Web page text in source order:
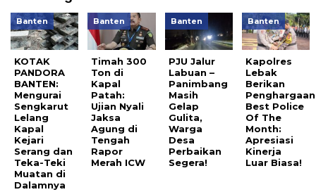
Banten
KOTAK
PANDORA
BANTEN:
Mengurai
Sengkarut
Lelang
Kapal
Kejari
Serang dan
Teka-Teki
Muatan di
Dalamnya
Banten
Timah 300
Ton di
Kapal
Patah:
Ujian Nyali
Jaksa
Agung di
Tengah
Rapor
Merah ICW
Banten
PJU Jalur
Labuan –
Panimbang
Masih
Gelap
Gulita,
Warga
Desa
Perbaikan
Segera!
Banten
Kapolres
Lebak
Berikan
Penghargaan
Best Police
Of The
Month:
Apresiasi
Kinerja
Luar Biasa!